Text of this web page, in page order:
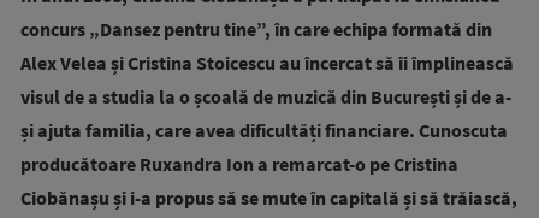
concurs „Dansez pentru tine”, în care echipa formată din
Alex Velea și Cristina Stoicescu au încercat să îi împlinească
visul de a studia la o școală de muzică din București și de a-
și ajuta familia, care avea dificultăți financiare. Cunoscuta
producătoare Ruxandra Ion a remarcat-o pe Cristina
Ciobănașu și i-a propus să se mute în capitală și să trăiască,